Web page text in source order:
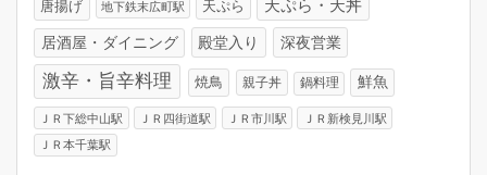
唐揚げ 地下鉄末広町駅 天ぷら 天ぷら・天丼
居酒屋・ダイニング 殿堂入り 深夜営業
激辛・旨辛料理 焼鳥 親子丼 鍋料理 鮮魚
ＪＲ下総中山駅 ＪＲ四街道駅 ＪＲ市川駅 ＪＲ新検見川駅
ＪＲ本千葉駅